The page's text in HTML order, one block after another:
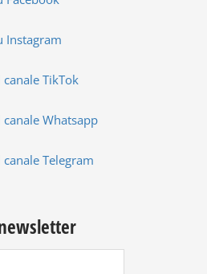
Instagram
TikTok
Whatsapp
Telegram